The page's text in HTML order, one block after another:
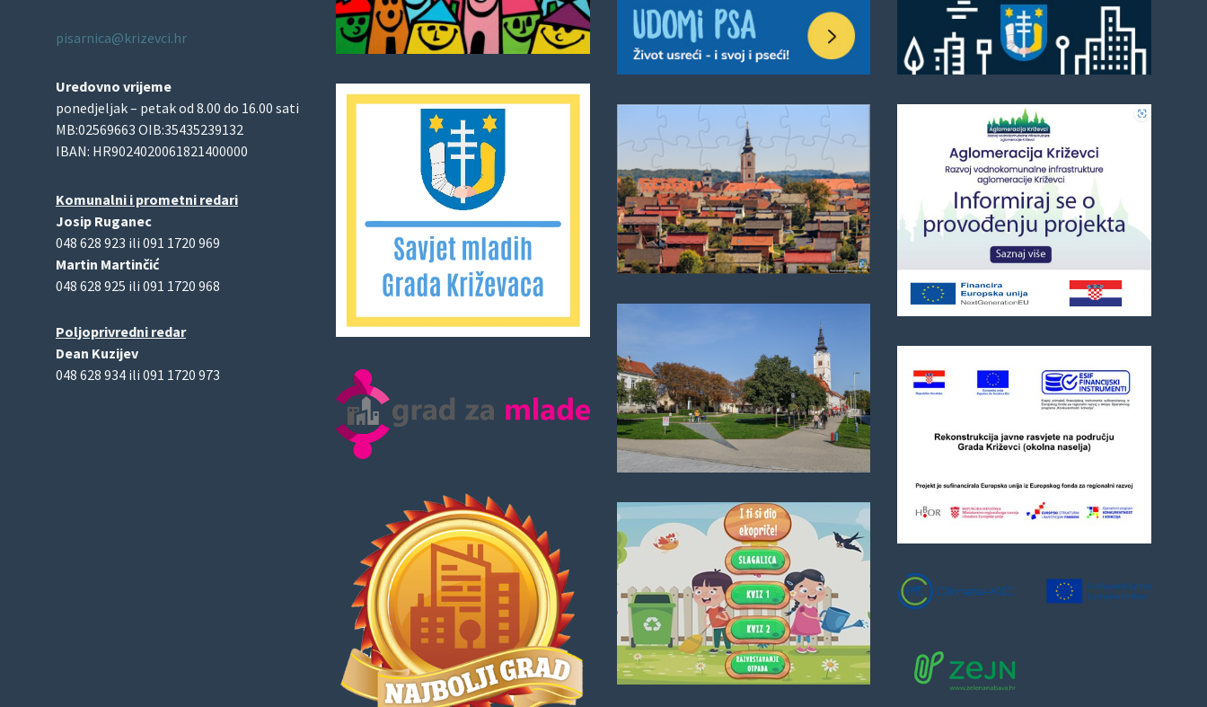
pisarnica@krizevci.hr
Uredovno vrijeme
ponedjeljak – petak od 8.00 do 16.00 sati
MB:02569663 OIB:35435239132
IBAN: HR9024020061821400000
Komunalni i prometni redari
Josip Ruganec
048 628 923 ili 091 1720 969
Martin Martinčić
048 628 925 ili 091 1720 968
Poljoprivredni redar
Dean Kuzijev
048 628 934 ili 091 1720 973